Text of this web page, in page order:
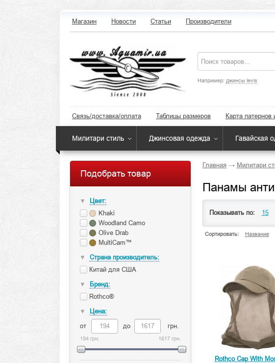
Магазин Новости Статьи Производители
Например: джинсы levis
Связь/доставка/оплата Таблицы размеров Карта патернов
Милитари стиль Джинсовая одежда Гавайская
Подобрать товар
▼
Цвет:
Khaki
Woodland Camo
Olive Drab
MultiCam™
▼
Страна производитель:
Китай для США
▼
Бренд:
Rothco®
▼
Цена:
от
до грн.
194 грн. 1617 грн.
Главная → Милитари
Панамы
Показывать по: 15
Сортировать: Название
Rothco Cap With